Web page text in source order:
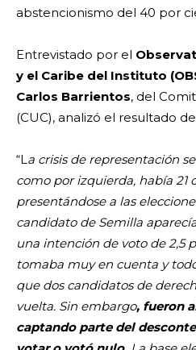
abstencionismo del 40 por
Entrevistado por el
y el Caribe del Instituto
Carlos Barrientos, del
(CUC), analizó el resultado
“L a crisis de representación
como por izquierda, había 21
presentándose a las
candidato de Semilla
una intención de voto de 2,5
tomaba muy en cuenta y
que dos candidatos de
vuelta. Sin embargo, fueron
captando parte del